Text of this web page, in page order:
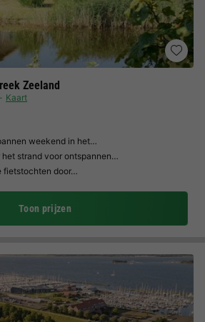
Zeeland
Kaart
weekend in het…
het strand voor ontspannen…
fietstochten door…
Toon prijzen